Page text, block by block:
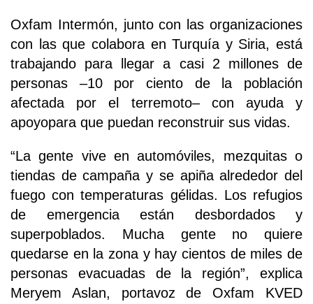
Oxfam Intermón, junto con las organizaciones
con las que colabora en Turquía y Siria, está
trabajando para llegar a casi 2 millones de
personas –10 por ciento de la población
afectada por el terremoto– con ayuda y
apoyopara que puedan reconstruir sus vidas.
“La gente vive en automóviles, mezquitas o
tiendas de campaña y se apiña alrededor del
fuego con temperaturas gélidas. Los refugios
de emergencia están desbordados y
superpoblados. Mucha gente no quiere
quedarse en la zona y hay cientos de miles de
personas evacuadas de la región”, explica
Meryem Aslan, portavoz de Oxfam KVED